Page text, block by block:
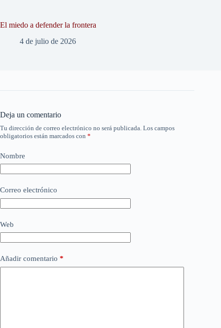
El miedo a defender la frontera
4 de julio de 2026
Deja un comentario
Tu dirección de correo electrónico no será publicada. Los campos
obligatorios están marcados con *
Nombre
Correo electrónico
Web
Añadir comentario *